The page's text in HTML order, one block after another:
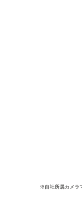
※自社所属カメラ